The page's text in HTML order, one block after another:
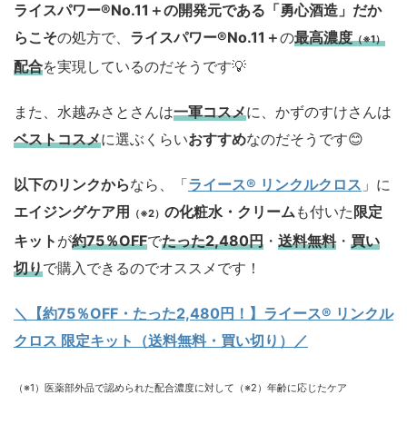
ライスパワー®No.11＋の開発元である「勇心酒造」 だか
らこその処方で、 ライスパワー®No.11＋の最高濃度（※1）
配合を実現しているのだそうです💡
また、水越みさとさんは一軍コスメに、かずのすけさんは
ベストコスメに選ぶくらいおすすめなのだそうです😊
以下のリンクからなら、「ライース® リンクルクロス 」に
エイジングケア用
（※2） の化粧水・クリームも付いた 限定
キット が約75％OFFでたった2,480円 ・ 送料無料・ 買い
切りで購入できるのでオススメです！
＼【約75％OFF・たった2,480円！ 】ライース® リンクル
クロス 限定キット（送料無料・買い切り）／
（※1）医薬部外品で認められた配合濃度に対して（※2）年齢に応じたケア